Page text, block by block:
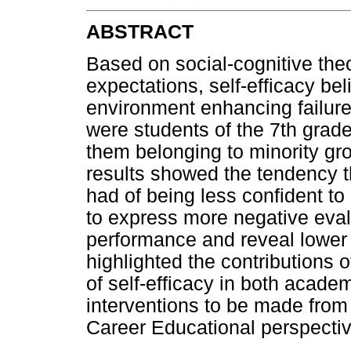
ABSTRACT
Based on social-cognitive
expectations, self-efficacy
environment enhancing
were students of the 7th
them belonging to minority
results showed the tendency
had of being less confident
to express more negative
performance and reveal
highlighted the contributions
of self-efficacy in both
interventions to be made
Career Educational